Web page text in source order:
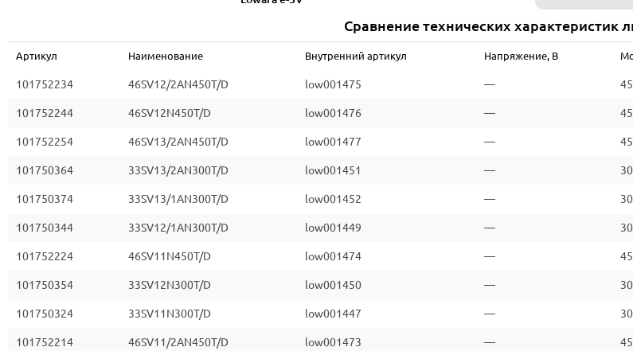
Сравнение технических характеристик
Артикул Наименование Внутренний артикул Напряжение, В
101752234 46SV12/2AN450T/D low001475 — 45
101752244 46SV12N450T/D low001476 — 45
101752254 46SV13/2AN450T/D low001477 — 45
101750364 33SV13/2AN300T/D low001451 — 30
101750374 33SV13/1AN300T/D low001452 — 30
101750344 33SV12/1AN300T/D low001449 — 30
101752224 46SV11N450T/D low001474 — 45
101750354 33SV12N300T/D low001450 — 30
101750324 33SV11N300T/D low001447 — 30
101752214 46SV11/2AN450T/D low001473 — 45